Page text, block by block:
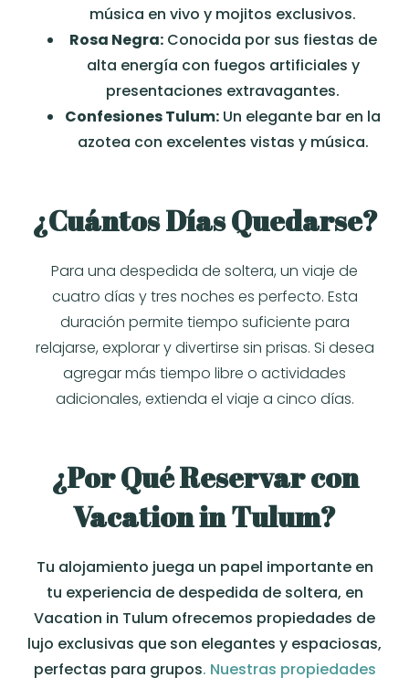
música en vivo y mojitos exclusivos.
Rosa Negra:Conocida por sus fiestas de
alta energía con fuegos artificiales y
presentaciones extravagantes.
Confesiones Tulum: Un elegante bar en la
azotea con excelentes vistas y música.
¿Cuántos Días Quedarse?
Para una despedida de soltera, un viaje de
cuatro días y tres noches es perfecto. Esta
duración permite tiempo suficiente para
relajarse, explorar y divertirse sin prisas. Si desea
agregar más tiempo libre o actividades
adicionales, extienda el viaje a cinco días.
¿Por Qué Reservar con
Vacation in Tulum?
Tu alojamiento juega un papel importante en
tu experiencia de despedida de soltera, en
Vacation in Tulum ofrecemos propiedades de
lujo exclusivas que son elegantes y espaciosas,
perfectas para grupos. Nuestras propiedades